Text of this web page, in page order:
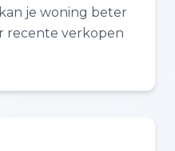
je woning beter
recente verkopen